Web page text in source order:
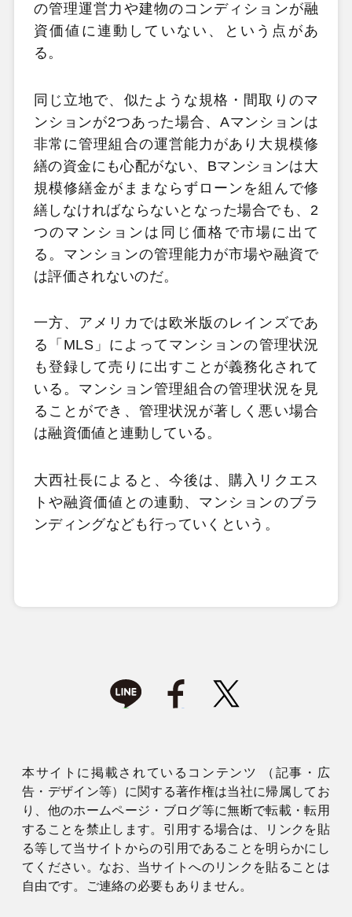
の管理運営力や建物のコンディションが融
資価値に連動していない、という点があ
る。
同じ立地で、似たような規格・間取りのマ
ンションが2つあった場合、Aマンションは
非常に管理組合の運営能力があり大規模修
繕の資金にも心配がない、Bマンションは大
規模修繕金がままならずローンを組んで修
繕しなければならないとなった場合でも、2
つのマンションは同じ価格で市場に出て
る。マンションの管理能力が市場や融資で
は評価されないのだ。
一方、アメリカでは欧米版のレインズであ
る「MLS」によってマンションの管理状況
も登録して売りに出すことが義務化されて
いる。マンション管理組合の管理状況を見
ることができ、管理状況が著しく悪い場合
は融資価値と連動している。
大西社長によると、今後は、購入リクエス
トや融資価値との連動、マンションのブラ
ンディングなども行っていくという。
本サイトに掲載されているコンテンツ （記事・広
告・デザイン等）に関する著作権は当社に帰属してお
り、他のホームページ・ブログ等に無断で転載・転用
することを禁止します。引用する場合は、リンクを貼
る等して当サイトからの引用であることを明らかにし
てください。なお、当サイトへのリンクを貼ることは
自由です。ご連絡の必要もありません。